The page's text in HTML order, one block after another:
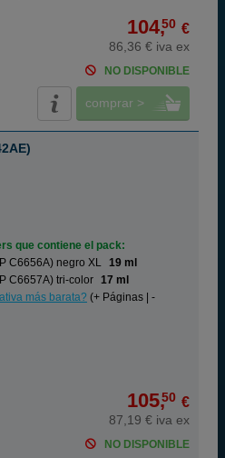
104,50 €
86,36 € iva ex
NO DISPONIBLE
comprar >
que contiene el pack:
C6656A) negro XL 19 ml
C6657A) tri-color 17 ml
más barata? (+ Páginas | -
105,50 €
87,19 € iva ex
NO DISPONIBLE